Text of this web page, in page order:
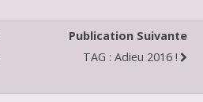
Publication Suivante
TAG : Adieu 2016 !